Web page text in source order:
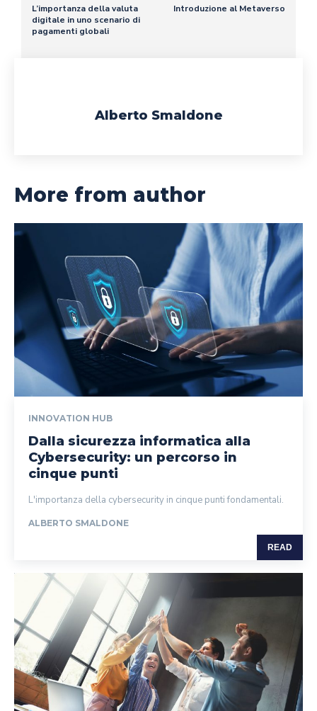
L’importanza della valuta
digitale in uno scenario di
pagamenti globali
Introduzione al Metaverso
Alberto Smaldone
More from author
INNOVATION HUB
Dalla sicurezza informatica alla
Cybersecurity: un percorso in
cinque punti
L'importanza della cybersecurity in cinque punti fondamentali.
ALBERTO SMALDONE
READ